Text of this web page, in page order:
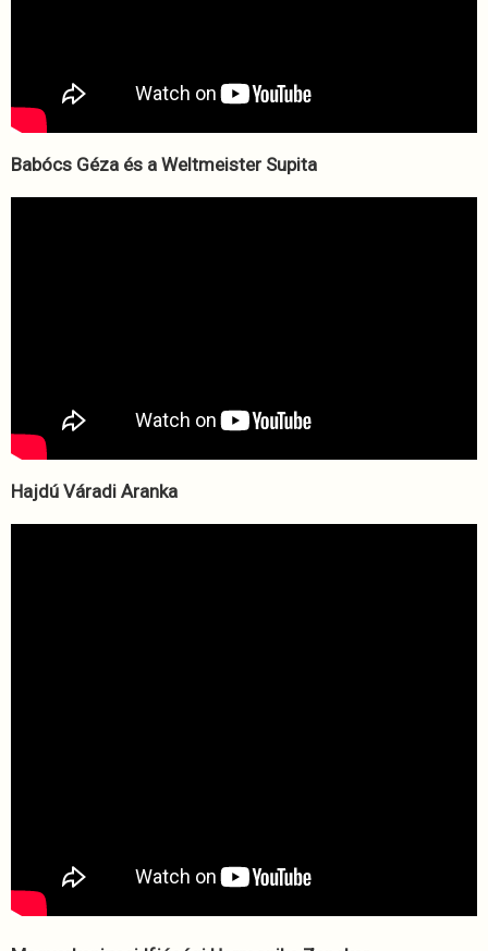
Babócs Géza és a Weltmeister Supita
Hajdú Váradi Aranka